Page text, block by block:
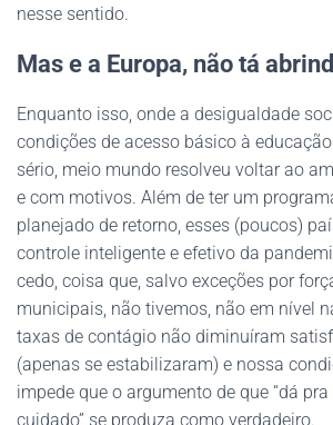
nesse sentido.
Mas e a Europa, não tá
Enquanto isso, onde a desigualdade
condições de acesso básico à
sério, meio mundo resolveu voltar ao
e com motivos. Além de ter um
planejado de retorno, esses (poucos)
controle inteligente e efetivo da
cedo, coisa que, salvo exceções por
municipais, não tivemos, não em nível
taxas de contágio não diminuíram
(apenas se estabilizaram) e nossa
impede que o argumento de que “dá
cuidado” se produza como verdadeiro.